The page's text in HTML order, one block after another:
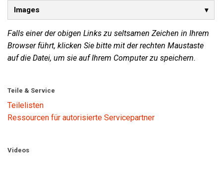
Images
Falls einer der obigen Links zu seltsamen Zeichen in Ihrem
Browser führt, klicken Sie bitte mit der rechten Maustaste
auf die Datei, um sie auf Ihrem Computer zu speichern.
Teile & Service
Teilelisten
Ressourcen für autorisierte Servicepartner
Videos